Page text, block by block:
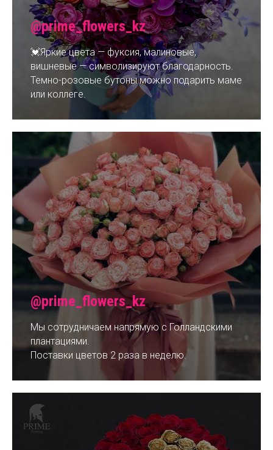
@prime_flowers_kz
💓Яркие цвета — фуксия, малиновые,
вишневые — символизируют благодарность.
Темно-розовые бутоны можно подарить маме
или коллеге.
@prime_flowers_kz
Мы сотрудничаем напрямую с Голландскими
плантациями.
Поставки цветов 2 раза в неделю.